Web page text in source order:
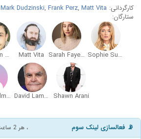
کارگردانی:
Mark Dudzinski, Frank Perz, Matt Vita
ستارگان:
Sophie Sumner
Sarah Faye Beard
Matt Vita
Haulston Mann
Shawn Arani
David Lambert
Darryl Palmas
📡 فعالسازی لینک سوم ، هر 2 ساعت یک فیلم برای یک کاربر ویژه